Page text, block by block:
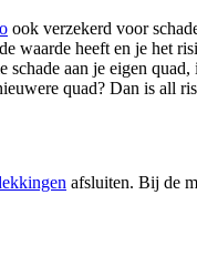
ook verzekerd voor
waarde heeft en je het
aan je eigen
quad? Dan is all
afsluiten. Bij de